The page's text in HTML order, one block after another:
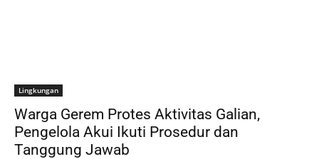
Lingkungan
Warga Gerem Protes Aktivitas Galian,
Pengelola Akui Ikuti Prosedur dan
Tanggung Jawab